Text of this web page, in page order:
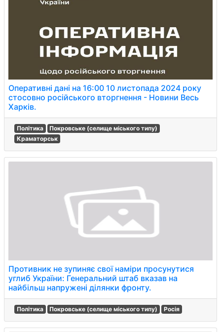
Оперативні дані на 16:00 10 листопада 2024 року
стосовно російського вторгнення - Новини Весь
Харків.
Політика
Покровське (селище міського типу)
Краматорськ
Противник не зупиняє свої наміри просунутися
углиб України: Генеральний штаб вказав на
найбільш напружені ділянки фронту.
Політика Покровське (селище міського типу) Росія